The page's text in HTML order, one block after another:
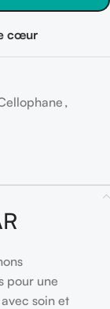
cœur
,
pour une
soin et